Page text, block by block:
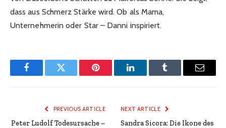
dass aus Schmerz Stärke wird. Ob als Mama,
Unternehmerin oder Star – Danni inspiriert.
FacebookTwitter Pinterest LinkedInTumblr Email
PREVIOUS ARTICLE
Peter Ludolf Todesursache –
NEXT ARTICLE
Sandra Sicora: Die Ikone des